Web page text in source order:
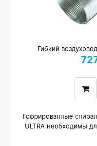
Гибкий
Гофрированные
ULTRA необходимы